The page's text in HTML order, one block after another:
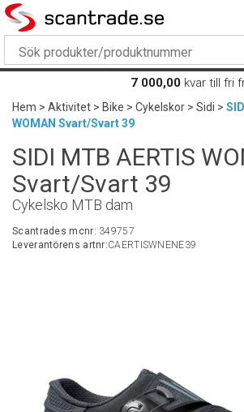
7 000,00 kvar till fri
Hem>Aktivitet>Bike>Cykelskor>Sidi>
WOMAN Svart/Svart 39
SIDI MTB AERTIS
Svart/Svart 39
Cykelsko MTB dam
Scantrades mcnr: 349757
Leverantörens artnr:CAERTISWNENE39